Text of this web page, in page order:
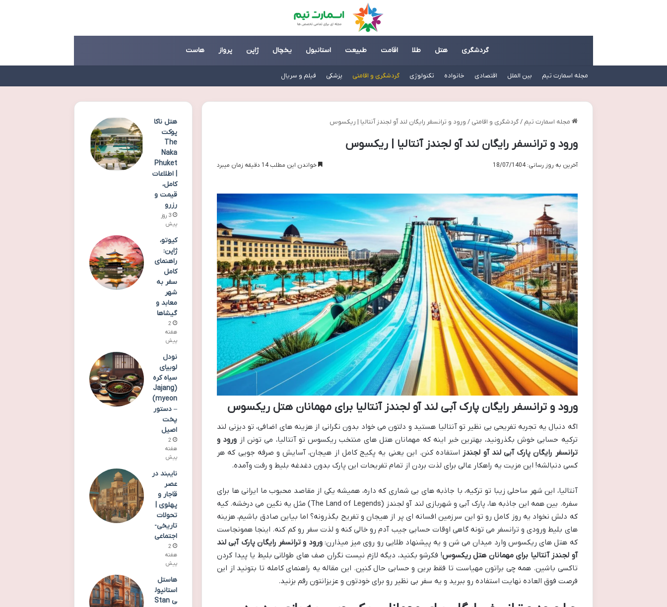
گردشگری هتل طلا اقامت طبیعت استانبول یخچال ژاپن پرواز هاست
مجله اسمارت تیم بین الملل اقتصادی خانواده تکنولوژی گردشگری و اقامتی پزشکی فیلم و سریال
مجله اسمارت تیم / گردشگری و اقامتی / ورود و ترانسفر رایگان لند آو لجندز آنتالیا | ریکسوس
ورود و ترانسفر رایگان لند آو لجندز آنتالیا | ریکسوس
آخرین به روز رسانی: 18/07/1404 خواندن این مطلب 14 دقیقه زمان میبرد
ورود و ترانسفر رایگان پارک آبی لند آو لجندز آنتالیا برای مهمانان هتل ریکسوس
اگه دنبال یه تجربه تفریحی بی نظیر تو آنتالیا هستید و دلتون می خواد بدون نگرانی از هزینه های اضافی، تو دیزنی لند
ترکیه حسابی خوش بگذرونید، بهترین خبر اینه که مهمانان هتل های منتخب ریکسوس تو آنتالیا، می تونن از ورود و
ترانسفر رایگان پارک آبی لند آو لجندز استفاده کنن. این یعنی یه پکیج کامل از هیجان، آسایش و صرفه جویی که هر
کسی دنبالشه! این مزیت یه راهکار عالی برای لذت بردن از تمام تفریحات این پارک بدون دغدغه بلیط و رفت وآمده.
آنتالیا، این شهر ساحلی زیبا تو ترکیه، با جاذبه های بی شماری که داره، همیشه یکی از مقاصد محبوب ما ایرانی ها برای
سفره. بین همه این جاذبه ها، پارک آبی و شهربازی لند آو لجندز (The Land of Legends) مثل یه نگین می درخشه. کیه
که دلش نخواد یه روز کامل رو تو این سرزمین افسانه ای پر از هیجان و تفریح بگذرونه؟ اما بیاین صادق باشیم، هزینه
های بلیط ورودی و ترانسفر می تونه گاهی اوقات حسابی جیب آدم رو خالی کنه و لذت سفر رو کم کنه. اینجا همونجاست
که هتل های ریکسوس وارد میدان می شن و یه پیشنهاد طلایی رو روی میز میذارن:ورود و ترانسفر رایگان پارک آبی لند
آو لجندز آنتالیا برای مهمانان هتل ریکسوس! فکرشو بکنید، دیگه لازم نیست نگران صف های طولانی بلیط یا پیدا کردن
تاکسی باشین. همه چی براتون مهیاست تا فقط برین و حسابی حال کنین. این مقاله یه راهنمای کامله تا بتونید از این
فرصت فوق العاده نهایت استفاده رو ببرید و یه سفر بی نظیر رو برای خودتون و عزیزانتون رقم بزنید.
هتل ناکا
پوکت
The
Naka
Phuket
| اطلاعات
کامل،
قیمت و
رزرو
3 روز
پیش
کیوتو،
ژاپن:
راهنمای
کامل
سفر به
شهر
معابد و
گیشاها
2
هفته
پیش
نودل
لوبیای
سیاه کره
(Jajang
myeon)
– دستور
پخت
اصیل
2
هفته
پیش
نایبند در
عصر
قاجار و
پهلوی |
تحولات
تاریخی-
اجتماعی
2
هفته
پیش
هاستل
استانپول
ی Stan